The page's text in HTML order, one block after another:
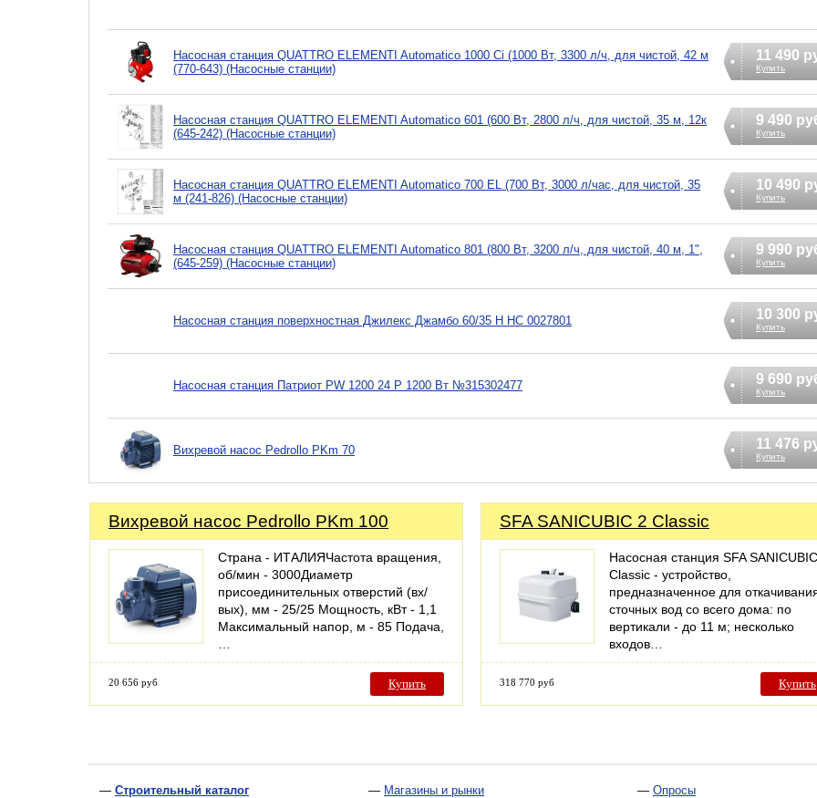
Насосная станция QUATTRO ELEMENTI Automatico 1000 Ci (1000 Вт, 3300 л/ч, для чистой, 42 м
(770-643) (Насосные станции)
11 490
Купить
Насосная станция QUATTRO ELEMENTI Automatico 601 (600 Вт, 2800 л/ч, для чистой, 35 м, 12к
(645-242) (Насосные станции)
9 490
Купить
Насосная станция QUATTRO ELEMENTI Automatico 700 EL (700 Вт, 3000 л/час, для чистой, 35
м (241-826) (Насосные станции)
10 490
Купить
Насосная станция QUATTRO ELEMENTI Automatico 801 (800 Вт, 3200 л/ч, для чистой, 40 м, 1",
(645-259) (Насосные станции)
9 990
Купить
Насосная станция поверхностная Джилекс Джамбо 60/35 Н НС 0027801 10 300
Купить
Насосная станция Патриот PW 1200 24 P 1200 Вт №315302477 9 690
Купить
Вихревой насос Pedrollo PKm 70 11 476
Купить
Вихревой насос Pedrollo PKm 100
Страна - ИТАЛИЯЧастота вращения,
об/мин - 3000Диаметр
присоединительных отверстий (вх/
вых), мм - 25/25 Мощность, кВт - 1,1
Максимальный напор, м - 85 Подача,
20 656 руб Купить
SFA SANICUBIC 2 Classic
Насосная станция SFA
Classic - устройство,
предназначенное для
сточных вод со всего дома: по
вертикали - до 11 м; несколько
входов…
318 770 руб Купить
— Строительный каталог
— Магазины и рынки
— Опросы